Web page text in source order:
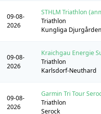
09-08-
2026
STHLM Triathlon
Triathlon
Kungliga
09-08-
2026
Kraichgau Energie
Triathlon
Karlsdorf-Neuthard
09-08-
2026
Garmin Tri Tour
Triathlon
Serock